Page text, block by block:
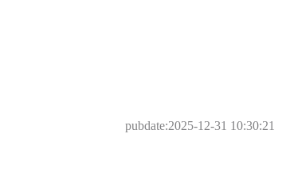
pubdate:2025-12-31 10:30:21